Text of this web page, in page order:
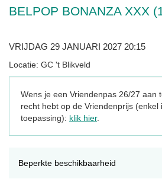
BELPOP BONANZA XXX
VRIJDAG 29 JANUARI 2027 20:15
Locatie: GC 't Blikveld
Wens je een Vriendenpas 26/27 aan
recht hebt op de Vriendenprijs (enkel
toepassing): klik hier.
Beperkte beschikbaarheid